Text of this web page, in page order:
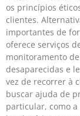
os princípios
clientes.
importantes de
oferece serviços
monitoramento
desaparecidas e
vez de recorrer à
buscar ajuda de
particular, como